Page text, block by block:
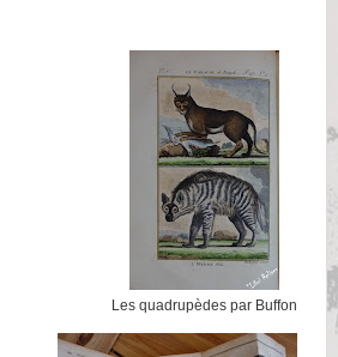
Les quadrupèdes par Buffon